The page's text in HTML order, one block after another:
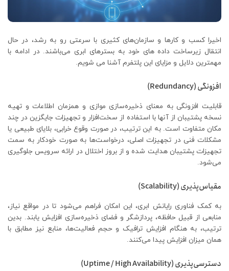
اخیرا کسب و کارها و سازمان‌های کثیری با سرعتی رو به رشد، در حال
انتقال زیرساخت داده های خود به بسترهای ابری می‌باشند. در ادامه با
مهمترین دلایل و مزایای این پلتفرم آشنا می شویم.
افزونگی (Redundancy)
قابلیت افزونگی به معنای ذخیره‌سازی موازی و همزمان اطلاعات و تهیه
نسخه پشتیبان از آنها با استفاده از سخت‌افزار و تجهیزات جایگزین در چند
مکان متفاوت است. به این ترتیب، در صورت وقوع خرابی، بلایای طبیعی یا
مشکلات فنی در تجهیزات اصلی، درخواست‌ها به صورت خودکار به سمت
تجهیزات پشتیبان هدایت شده و از بروز اختلال در ارائه سرویس جلوگیری
می‌شود.
مقیاس‌پذیری (Scalability)
به کمک فناوری رایانش ابری، این امکان فراهم می‌شود تا در مواقع نیاز،
منابعی از قبیل حافظه، پردازشگر و فضای ذخیره‌سازی افزایش یابند. بدین
ترتیب، به هنگام افزایش ترافیک و حجم فعالیت‌ها، منابع نیز مطابق با
همان میزان افزایش پیدا می‌کنند.
دسترسی‌پذیری (Uptime / High Availability)